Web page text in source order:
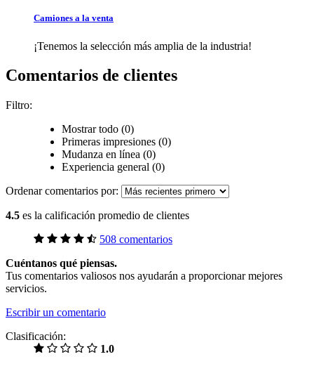
Camiones a la venta
¡Tenemos la selección más amplia de la industria!
Comentarios de clientes
Filtro:
Mostrar todo (0)
Primeras impresiones (0)
Mudanza en línea (0)
Experiencia general (0)
Ordenar comentarios por:
4.5 es la calificación promedio de clientes
508 comentarios
Cuéntanos qué piensas.
Tus comentarios valiosos nos ayudarán a proporcionar mejores
servicios.
Escribir un comentario
Clasificación:
1.0